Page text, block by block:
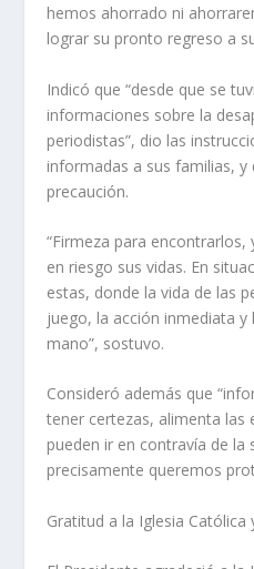
hemos ahorrado ni
lograr su pronto regreso a
Indicó que “desde que se
informaciones sobre la
periodistas”, dio las
informadas a sus familias,
precaución.
“Firmeza para
en riesgo sus vidas. En
estas, donde la vida de las
juego, la acción inmediata y
mano”, sostuvo.
Consideró además que
tener certezas, alimenta las
pueden ir en contravía de la
precisamente queremos
Gratitud a la Iglesia Católica